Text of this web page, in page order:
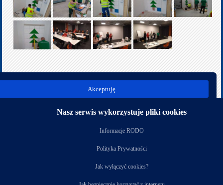
poprz.
Akceptuję
Nasz serwis wykorzystuje pliki cookies
Informacje RODO
Polityka Prywatności
Jak wyłączyć cookies?